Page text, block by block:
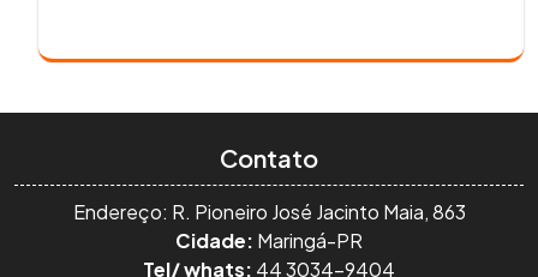
Contato
Endereço: R. Pioneiro José Jacinto Maia, 863
Cidade: Maringá-PR
Tel/ whats: 44 3034-9404